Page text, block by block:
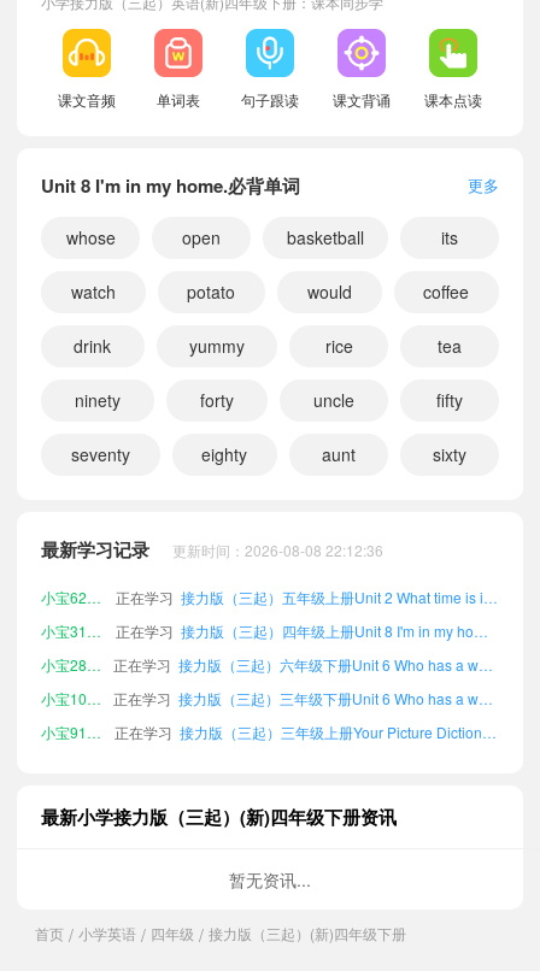
课文音频 单词表 句子跟读 课文背诵 课本点读
Unit 8 I'm in my home.必背单词 更多
whose open basketball its
watch potato would coffee
drink yummy rice tea
ninety forty uncle fifty
seventy eighty aunt sixty
最新学习记录 更新时间：2026-08-08 22:12:36
小宝299685 正在学习 接力版（三起）五年级下册Revision 2课文朗读
小宝627330
正在学习
接力版（三起）五年级上册Unit 2 What time is it?课文朗读
小宝314655
正在学习
接力版（三起）四年级上册Unit 8 I'm in my home.课文朗读
小宝288540
正在学习
接力版（三起）六年级下册Unit 6 Who has a watch?课文朗读
小宝105737
正在学习
接力版（三起）三年级下册Unit 6 Who has a watch?课文朗读
小宝917522
正在学习
接力版（三起）三年级上册Your Picture Dictionary课文朗读
小宝772859
正在学习
小宝433374 正在学习
最新小学接力版（三起）(新)四年级下册资讯
暂无资讯...
首页 / 小学英语 / 四年级 / 接力版（三起）(新)四年级下册